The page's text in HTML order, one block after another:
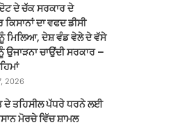
ਦੇ ਚੱਕ ਸਰਕਾਰ ਦੇ
ਦਾ ਵਫਦ ਡੀਸੀ
ਮਿਲਿਆ, ਦੇਸ਼ ਵੰਡ ਵੇਲੇ ਦੇ ਵੱਸੇ
ਉਜਾੜਨਾ ਚਾਉਂਦੀ ਸਰਕਾਰ –
2026
ਤਹਿਸੀਲ ਪੱਧਰੇ ਧਰਨੇ ਲਈ
ਮੋਰਚੇ ਵਿੱਚ ਸ਼ਾਮਲ